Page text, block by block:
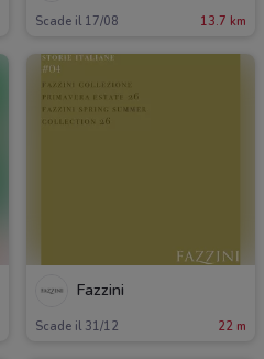
Scade il 17/08 13.7 km
Fazzini
Scade il 31/12 22 m